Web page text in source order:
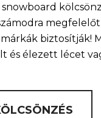
márkák biztosítják!
és élezett lécet